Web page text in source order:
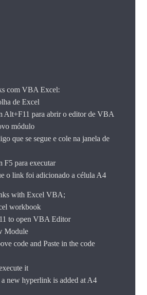
com VBA Excel:
de Excel
Alt+F11 para abrir o editor de VBA
módulo
que se segue e cole na janela de
F5 para executar
o link foi adicionado a célula A4
with Excel VBA;
workbook
to open VBA Editor
Module
code and Paste in the code
it
a new hyperlink is added at A4